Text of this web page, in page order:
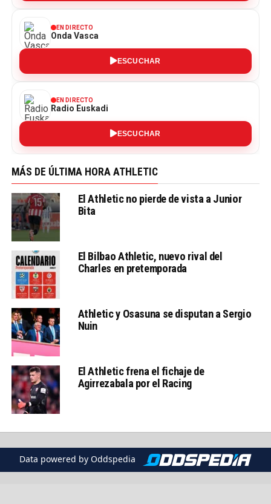
EN DIRECTO
Onda Vasca
ESCUCHAR
EN DIRECTO
Radio Euskadi
ESCUCHAR
MÁS DE ÚLTIMA HORA ATHLETIC
El Athletic no pierde de vista a Junior
Bita
El Bilbao Athletic, nuevo rival del
Charles en pretemporada
Athletic y Osasuna se disputan a Sergio
Nuin
El Athletic frena el fichaje de
Agirrezabala por el Racing
Data powered by Oddspedia